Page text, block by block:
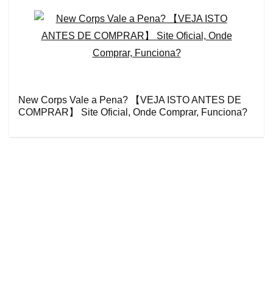
New Corps Vale a Pena? 【VEJA ISTO ANTES DE
COMPRAR】 Site Oficial, Onde Comprar, Funciona?